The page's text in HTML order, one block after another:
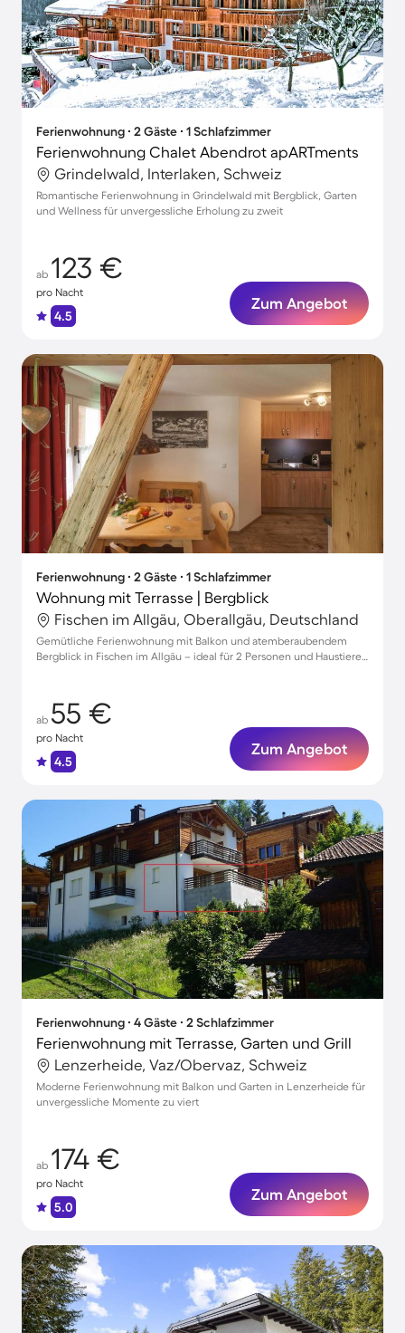
Ferienwohnung ∙ 2 Gäste ∙ 1 Schlafzimmer
Ferienwohnung Chalet Abendrot apARTments
Grindelwald, Interlaken, Schweiz
Romantische Ferienwohnung in Grindelwald mit Bergblick, Garten
und Wellness für unvergessliche Erholung zu zweit
ab 123 €
pro Nacht
4.5
Zum Angebot
Ferienwohnung ∙ 2 Gäste ∙ 1 Schlafzimmer
Wohnung mit Terrasse | Bergblick
Fischen im Allgäu, Oberallgäu, Deutschland
Gemütliche Ferienwohnung mit Balkon und atemberaubendem
Bergblick in Fischen im Allgäu – ideal für 2 Personen und Haustiere
ab 55 €
pro Nacht
4.5
Zum Angebot
Ferienwohnung ∙ 4 Gäste ∙ 2 Schlafzimmer
Ferienwohnung mit Terrasse, Garten und Grill
Lenzerheide, Vaz/Obervaz, Schweiz
Moderne Ferienwohnung mit Balkon und Garten in Lenzerheide für
unvergessliche Momente zu viert
ab 174 €
pro Nacht
5.0
Zum Angebot